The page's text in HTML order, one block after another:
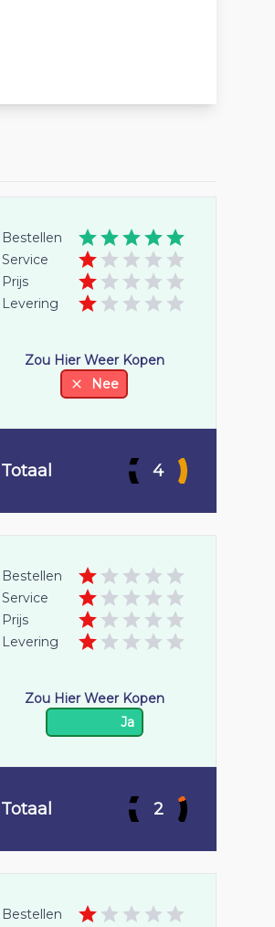
Bestellen
Service
Prijs
Levering
Zou Hier Weer Kopen
Nee
Totaal 4
Bestellen
Service
Prijs
Levering
Zou Hier Weer Kopen
Ja
Totaal 2
Bestellen